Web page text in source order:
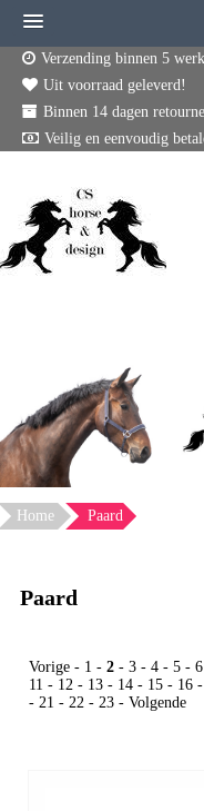
Verzending binnen 5
Uit voorraad geleverd!
Binnen 14 dagen
Veilig en eenvoudig
Home Paard
Paard
Vorige - 1 - 2 - 3 - 4 - 5 - 6
11 - 12 - 13 - 14 - 15 - 16 -
- 21 - 22 - 23 - Volgende